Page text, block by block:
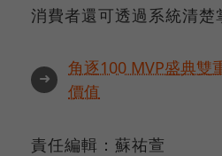
消費者還可透過系統清楚
➜
角逐100 MVP盛典雙
價值
責任編輯：蘇祐萱